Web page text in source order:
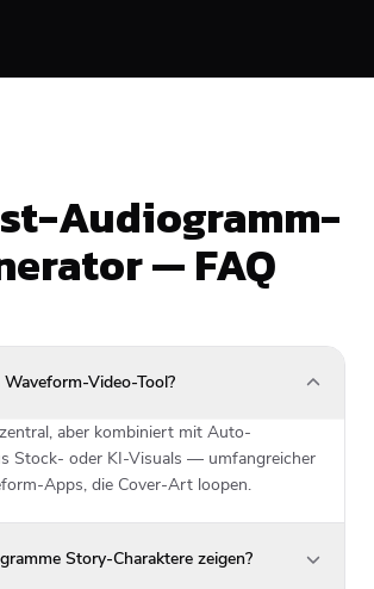
Audiogramm-
— FAQ
Video-Tool?
aber kombiniert mit Auto-
Stock- oder KI-Visuals — umfangreicher
Apps, die Cover-Art loopen.
Story-Charaktere zeigen?